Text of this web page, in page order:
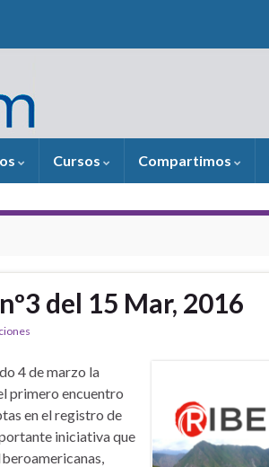
Cursos Compartimos
del 15 Mar, 2016
4 de marzo la
primero encuentro
en el registro de
iniciativa que